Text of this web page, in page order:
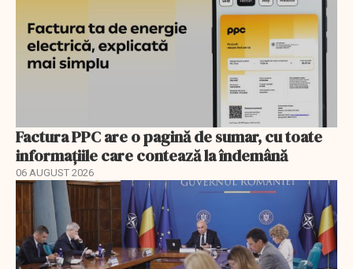
Factura PPC are o pagină de sumar, cu toate
informațiile care contează la îndemână
06 AUGUST 2026